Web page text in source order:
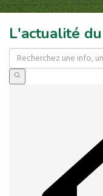
L'actualité